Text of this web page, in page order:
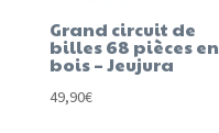
Grand circuit de
billes 68 pièces en
bois – Jeujura
49,90€